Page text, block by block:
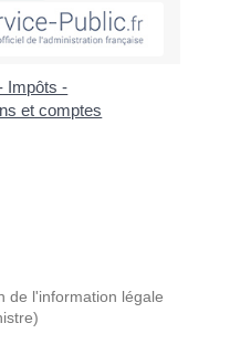
Impôts -
et comptes
de l'information légale